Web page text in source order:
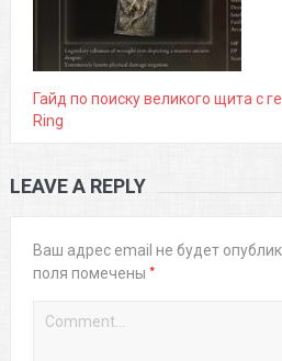
Гайд по поиску великого щита с
Ring
LEAVE A REPLY
Ваш адрес email не будет
поля помечены *